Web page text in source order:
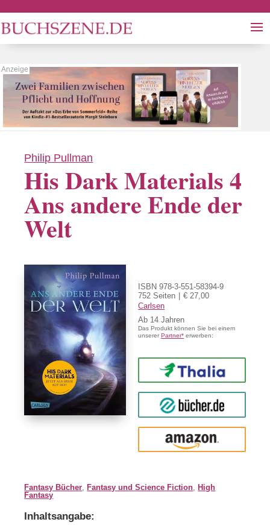
Philip Pullman
His Dark Materials 4
Ans andere Ende der
Welt
ISBN 978-3-551-58394-9
752 Seiten
€ 27,00
Carlsen
Ab 14
Das Produkt können Sie bei einem
unsererPartner* erwerben:
Thalia
buecher.de
Amazon
Fantasy Bücher ,Fantasy und Science Fiction ,High
Fantasy
Inhaltsangabe: